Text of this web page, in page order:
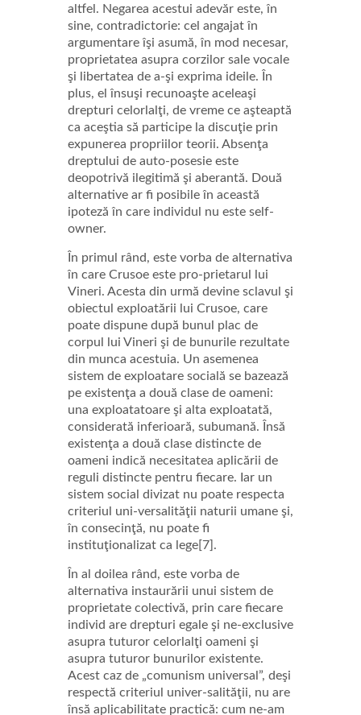
altfel. Negarea acestui adevăr este, în
sine, contradictorie: cel angajat în
argumentare îşi asumă, în mod necesar,
proprietatea asupra corzilor sale vocale
şi libertatea de a-şi exprima ideile. În
plus, el însuşi recunoaşte aceleaşi
drepturi celorlalţi, de vreme ce aşteaptă
ca aceştia să participe la discuţie prin
expunerea propriilor teorii. Absenţa
dreptului de auto-posesie este
deopotrivă ilegitimă şi aberantă. Două
alternative ar fi posibile în această
ipoteză în care individul nu este self-
owner.
În primul rând, este vorba de alternativa
în care Crusoe este pro-prietarul lui
Vineri. Acesta din urmă devine sclavul şi
obiectul exploatării lui Crusoe, care
poate dispune după bunul plac de
corpul lui Vineri şi de bunurile rezultate
din munca acestuia. Un asemenea
sistem de exploatare socială se bazează
pe existenţa a două clase de oameni:
una exploatatoare şi alta exploatată,
considerată inferioară, subumană. Însă
existenţa a două clase distincte de
oameni indică necesitatea aplicării de
reguli distincte pentru fiecare. Iar un
sistem social divizat nu poate respecta
criteriul uni-versalităţii naturii umane şi,
în consecinţă, nu poate fi
instituţionalizat ca lege[7].
În al doilea rând, este vorba de
alternativa instaurării unui sistem de
proprietate colectivă, prin care fiecare
individ are drepturi egale şi ne-exclusive
asupra tuturor celorlalţi oameni şi
asupra tuturor bunurilor existente.
Acest caz de „comunism universal”, deşi
respectă criteriul univer-salităţii, nu are
însă aplicabilitate practică: cum ne-am